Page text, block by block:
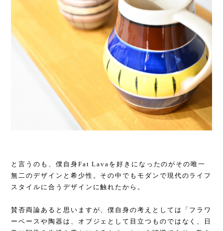
と言うのも、僕自身Fat Lavaを好きになったのがその唯一
無二のデザインと希少性。その中でもモダンで現代のライフ
スタイルに合うデザインに触れたから。
賛否両論あると思いますが、僕自身の考えとしては「フラワ
ーベースや陶器は、オブジェとして目立つものではなく、日